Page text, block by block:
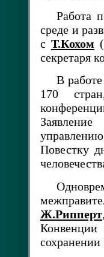
Работа
среде и
с Т.Кохом
секретаря
В
170
Повестку
Ж.Рипперт
сохранении